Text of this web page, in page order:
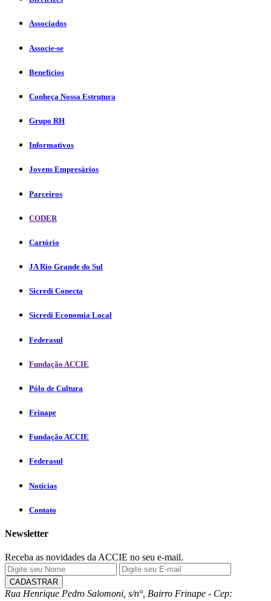
Associados
Associe-se
Benefícios
Conheça Nossa Estrutura
Grupo RH
Informativos
Jovens Empresários
Parceiros
CODER
Cartório
JA Rio Grande do Sul
Sicredi Conecta
Sicredi Economia Local
Federasul
Fundação ACCIE
Pólo de Cultura
Frinape
Fundação ACCIE
Federasul
Notícias
Contato
Newsletter
Receba as novidades da ACCIE no seu e-mail.
Rua Henrique Pedro Salomoni, s/n°, Bairro Frinape - Cep: